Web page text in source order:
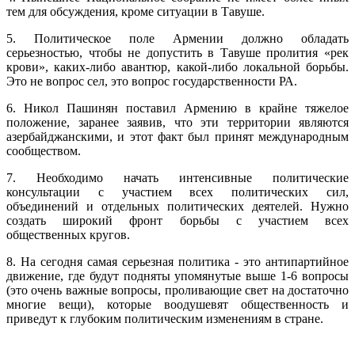
тем для обсуждения, кроме ситуации в Тавуше.
5. Политическое поле Армении должно обладать
серьезностью, чтобы не допустить в Тавуше пролития «рек
крови», каких-либо авантюр, какой-либо локальной борьбы.
Это не вопрос сел, это вопрос государственности РА.
6. Никол Пашинян поставил Армению в крайне тяжелое
положение, заранее заявив, что эти территории являются
азербайджанскими, и этот факт был принят международным
сообществом.
7. Необходимо начать интенсивные политические
консультации с участием всех политических сил,
объединений и отдельных политических деятелей. Нужно
создать широкий фронт борьбы с участием всех
общественных кругов.
8. На сегодня самая серьезная политика - это антипартийное
движение, где будут подняты упомянутые выше 1-6 вопросы
(это очень важные вопросы, проливающие свет на достаточно
многие вещи), которые воодушевят общественность и
приведут к глубоким политическим изменениям в стране.